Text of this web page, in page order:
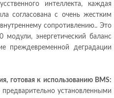
интеллекта, каждая
согласована с очень жестким
сопротивлению.. Это
модули, энергетический баланс
преждевременной деградации
готовая к использованию BMS:
установленными